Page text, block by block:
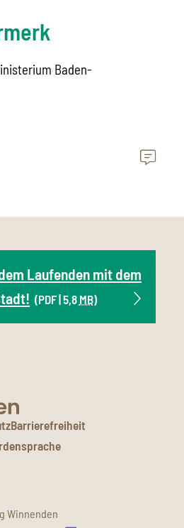
Baden-
Laufenden mit dem
(PDF | 5,8 MB)
Barrierefreiheit
Winnenden